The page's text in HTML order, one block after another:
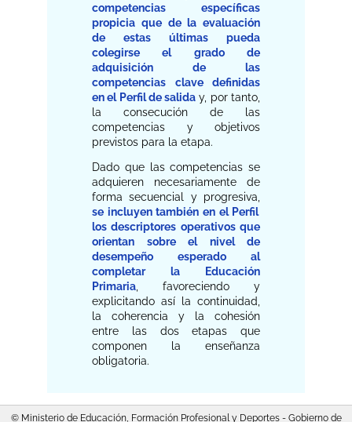
competencias específicas
propicia que de la evaluación
de estas últimas pueda
colegirse el grado de
adquisición de las
competencias clave definidas
en el Perfil de salida y, por tanto,
la consecución de las
competencias y objetivos
previstos para la etapa.
Dado que las competencias se
adquieren necesariamente de
forma secuencial y progresiva,
se incluyen también en el Perfil
los descriptores operativos que
orientan sobre el nivel de
desempeño esperado al
completar la Educación
Primaria , favoreciendo y
explicitando así la continuidad,
la coherencia y la cohesión
entre las dos etapas que
componen la enseñanza
obligatoria.
© Ministerio de Educación, Formación Profesional y Deportes - Gobierno de